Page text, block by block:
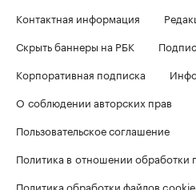
Контактная информация
Скрыть баннеры на РБК
Корпоративная подписка
О соблюдении авторских прав
Пользовательское соглашение
Политика в отношении обработки
Политика обработки файлов cookie